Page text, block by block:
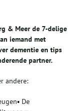
& Meer de 7-delige
iemand met
dementie en tips
partner.
andere:
De